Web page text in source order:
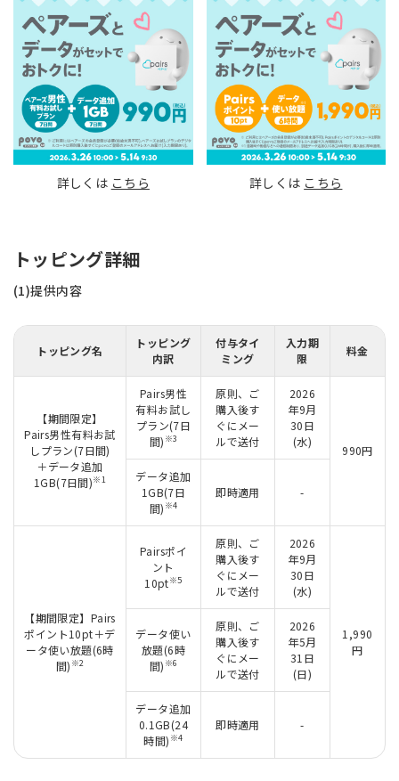
詳しくは こちら 詳しくは こちら
トッピング詳細
(1)提供内容
トッピング名
トッピング
内訳
付与タイ
ミング
入力期
限
料金
【期間限定】
Pairs男性有料お試
しプラン(7日間)
＋データ追加
1GB(7日間)※1
Pairs男性
有料お試し
プラン(7日
間) ※3
原則、ご
購入後す
ぐにメー
ルで送付
2026
年9月
30日
(水)
990円
データ追加
1GB(7日
間) ※4
即時適用 -
【期間限定】Pairs
ポイント10pt＋デ
ータ使い放題(6時
間) ※2
Pairsポイ
ント
10pt※5
原則、ご
購入後す
ぐにメー
ルで送付
2026
年9月
30日
(水)
1,990
円
データ使い
放題(6時
間) ※6
原則、ご
購入後す
ぐにメー
ルで送付
2026
年5月
31日
(日)
データ追加
0.1GB(24
時間) ※4
即時適用 -